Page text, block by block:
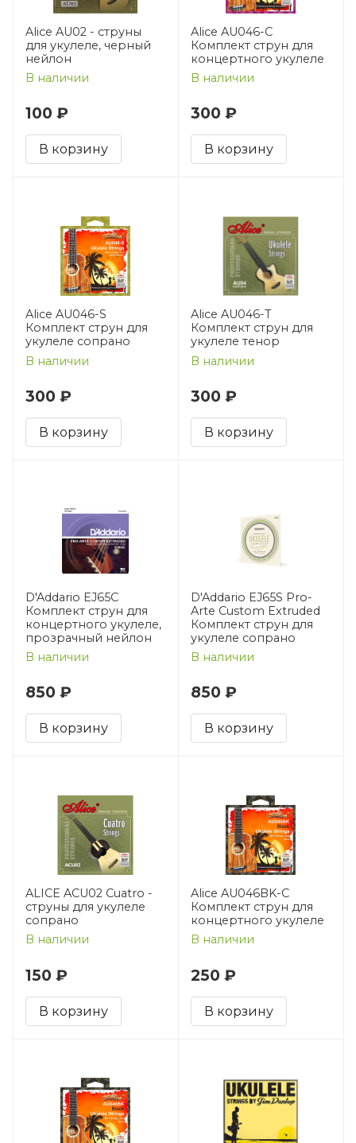
Alice AU02 - струны
для укулеле, черный
нейлон
В наличии
100 ₽
В корзину
Alice AU046-C
Комплект струн для
концертного укулеле
В наличии
300 ₽
В корзину
Alice AU046-S
Комплект струн для
укулеле сопрано
В наличии
300 ₽
В корзину
Alice AU046-T
Комплект струн для
укулеле тенор
В наличии
300 ₽
В корзину
D'Addario EJ65C
Комплект струн для
концертного укулеле,
прозрачный нейлон
В наличии
850 ₽
В корзину
D'Addario EJ65S Pro-
Arte Custom Extruded
Комплект струн для
укулеле сопрано
В наличии
850 ₽
В корзину
ALICE ACU02 Cuatro -
струны для укулеле
сопрано
В наличии
150 ₽
В корзину
Alice AU046BK-C
Комплект струн для
концертного укулеле
В наличии
250 ₽
В корзину